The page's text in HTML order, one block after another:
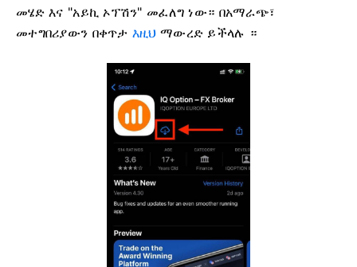
መሄድ እና "አይኪ ኦፕሽን" መፈለግ ነው። በአማራጭ፣
መተግበሪያውን በቀጥታ እዚህማውረድ ይችላሉ ።